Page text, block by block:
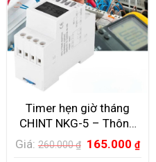
Timer hẹn giờ tháng
CHINT NKG-5 – Thông
số kỹ thuật và Ứng dụng
thực tế.
Giá: 260.000₫ 165.000 ₫
KHÁM PHÁ NHÀ MÁY
TRỜI NỔI LỚN NHẤT
TẠI NHẬT BẢN, CÁC NHÀ
LƯỢNG MẶT TRỜI ĐANG